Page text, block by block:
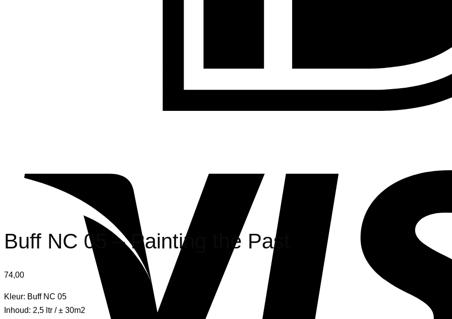
Buff NC 05 – Painting the Past
74,00
Kleur: Buff NC 05
Inhoud: 2,5 ltr / ± 30m2